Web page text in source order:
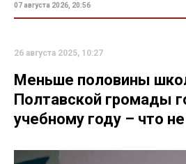
07 августа 2026, 20:56
26 августа 2025, 10:27
Меньше половины
Полтавской громады
учебному году – что